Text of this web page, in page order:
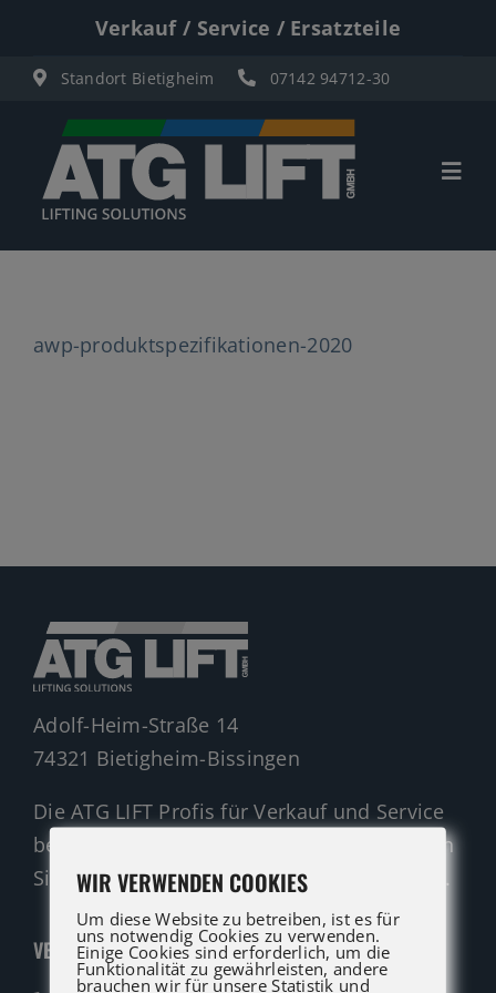
springen
Verkauf / Service / Ersatzteile
Standort Bietigheim 07142 94712-30
Ersatzteil Anfrage
Beratung
awp-produktspezifikationen-2020
Adolf-Heim-Straße 14
74321 Bietigheim-Bissingen
Die ATG LIFT Profis für Verkauf und Service
beraten Sie gerne. Rufen Sie an oder nutzen
Sie unser Kontaktformular für eine Anfrage.
VERKAUF
WIR VERWENDEN COOKIES
Um diese Website zu betreiben, ist es für
uns notwendig Cookies zu verwenden.
Einige Cookies sind erforderlich, um die
Funktionalität zu gewährleisten, andere
brauchen wir für unsere Statistik und